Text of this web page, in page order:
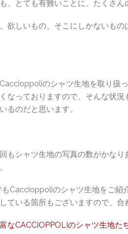
、とても有難いことに、たくさ
欲しいもの、そこにしかないも
のシャツ生地を取り扱
なっておりますので、そんな状
るのだと思います。
もシャツ生地の写真の数がかな
Caccioppoliのシャツ生地をご紹
ている箇所もございますので、合
なCACCIOPPOLIのシャツ生地た